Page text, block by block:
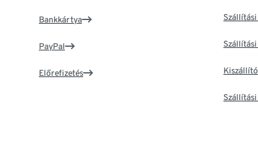
Bankkártya
PayPal
Előrefizetés